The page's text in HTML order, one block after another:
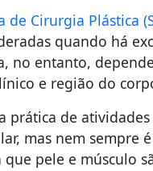
de Cirurgia Plástica
quando há
no entanto,
e região do
prática de
mas nem sempre
pele e músculo